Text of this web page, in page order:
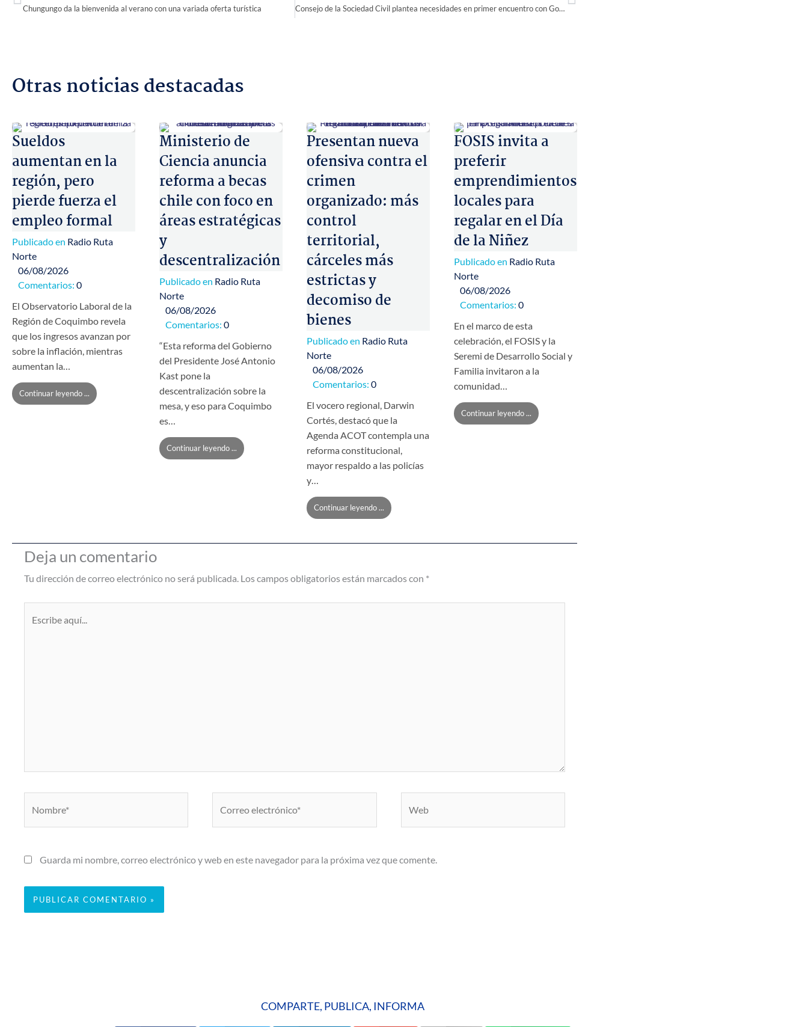
Chungungo da la bienvenida al verano con una variada oferta turística Consejo de la Sociedad Civil plantea necesidades en primer encuentro con Gobernador Cristóbal Juliá
Otras noticias destacadas
Sueldos
aumentan en la
región, pero
pierde fuerza el
empleo formal
Publicado en Radio Ruta
Norte
06/08/2026
Comentarios: 0
El Observatorio Laboral de la
Región de Coquimbo revela
que los ingresos avanzan por
sobre la inflación, mientras
aumentan la…
Continuar leyendo ...
Ministerio de
Ciencia anuncia
reforma a becas
chile con foco en
áreas estratégicas
y
descentralización
Publicado en Radio Ruta
Norte
06/08/2026
Comentarios: 0
“Esta reforma del Gobierno
del Presidente José Antonio
Kast pone la
descentralización sobre la
mesa, y eso para Coquimbo
es…
Continuar leyendo ...
Presentan nueva
ofensiva contra el
crimen
organizado: más
control
territorial,
cárceles más
estrictas y
decomiso de
bienes
Publicado en Radio Ruta
Norte
06/08/2026
Comentarios: 0
El vocero regional, Darwin
Cortés, destacó que la
Agenda ACOT contempla una
reforma constitucional,
mayor respaldo a las policías
y…
Continuar leyendo ...
FOSIS invita a
preferir
emprendimientos
locales para
regalar en el Día
de la Niñez
Publicado en Radio Ruta
Norte
06/08/2026
Comentarios: 0
En el marco de esta
celebración, el FOSIS y la
Seremi de Desarrollo Social y
Familia invitaron a la
comunidad…
Continuar leyendo ...
Deja un comentario
Tu dirección de correo electrónico no será publicada. Los campos obligatorios están marcados con *
Guarda mi nombre, correo electrónico y web en este navegador para la próxima vez que comente.
COMPARTE, PUBLICA, INFORMA